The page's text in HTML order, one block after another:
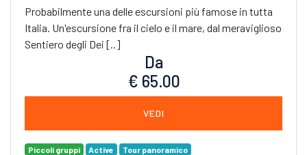
Probabilmente una delle escursioni più famose in tutta
Italia. Un'escursione fra il cielo e il mare, dal meraviglioso
Sentiero degli Dei [..]
Da
€ 65.00
VEDI
Piccoli gruppi Active Tour panoramico